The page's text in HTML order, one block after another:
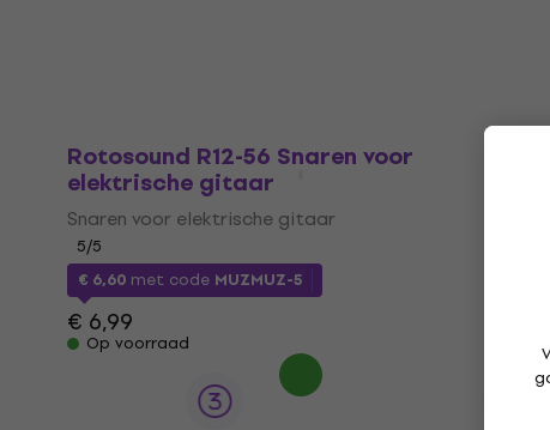
Rotosound R12-56 Snaren voor
elektrische gitaar
Snaren voor elektrische gitaar
5/5
€ 6,60 met code MUZMUZ-5
€ 6,99
Op voorraad